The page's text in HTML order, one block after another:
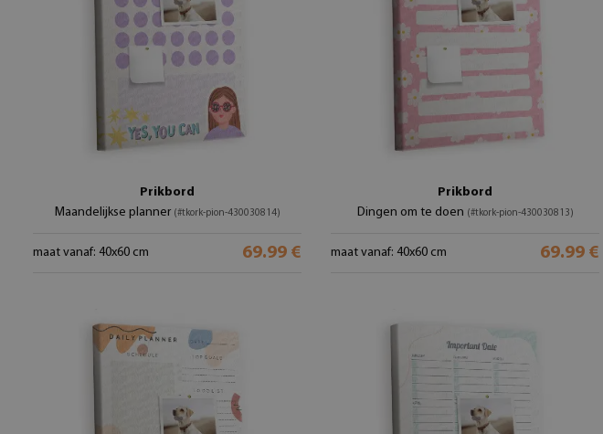
Prikbord
Maandelijkse planner (#tkork-pion-430030814)
maat vanaf: 40x60 cm 69.99 €
Prikbord
Dingen om te doen (#tkork-pion-430030813)
maat vanaf: 40x60 cm 69.99 €